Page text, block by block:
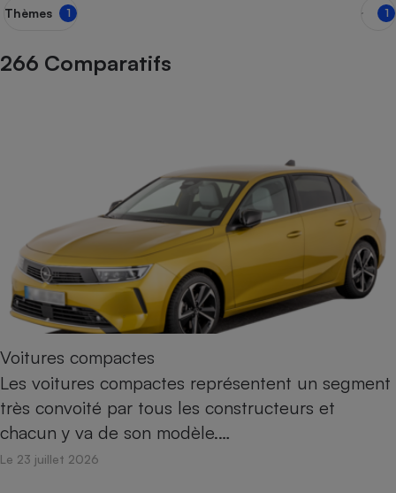
Thèmes 1 1
266 Comparatifs
Voitures compactes
Les voitures compactes représentent un segment
très convoité par tous les constructeurs et
chacun y va de son modèle.…
Le 23 juillet 2026
bouteille
Banque
Petit électroménager -
Lave-linge
Téléviseur
Téléphone mobile -
Matelas
Antimoustique